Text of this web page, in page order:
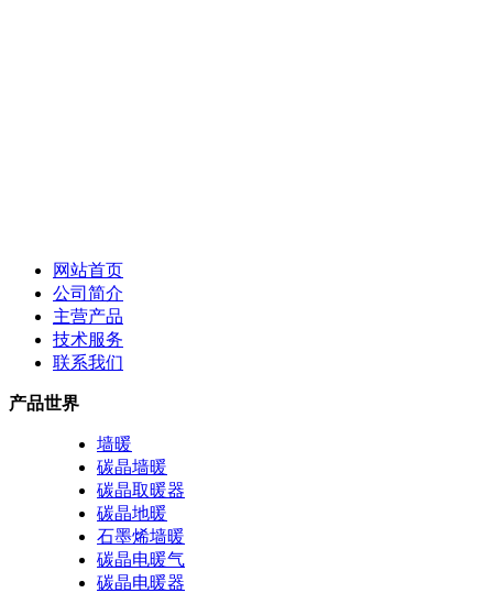
网站首页
公司简介
主营产品
技术服务
联系我们
产品世界
墙暖
碳晶墙暖
碳晶取暖器
碳晶地暖
石墨烯墙暖
碳晶电暖气
碳晶电暖器